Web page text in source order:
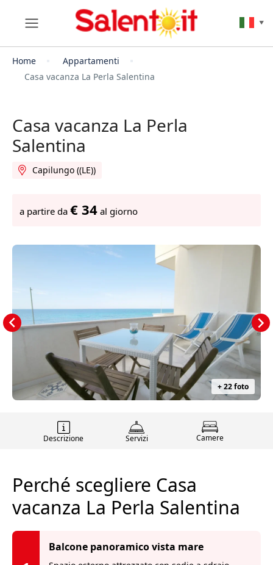
Home
Appartamenti
Casa vacanza La Perla Salentina
Casa vacanza La Perla
Salentina
Capilungo ((LE))
a partire da € 34 al giorno
+ 22 foto
Descrizione Servizi Camere
Perché scegliere Casa
vacanza La Perla Salentina
Balcone panoramico vista mare
▼